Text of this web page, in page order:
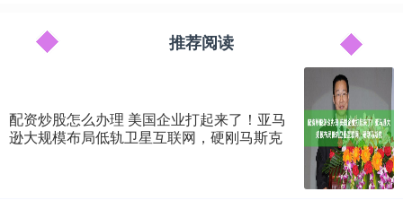
推荐阅读
配资炒股怎么办理 美国企业打起来了！亚马
逊大规模布局低轨卫星互联网，硬刚马斯克